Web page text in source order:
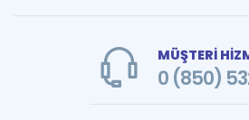
MÜŞTERİ
0 (850)